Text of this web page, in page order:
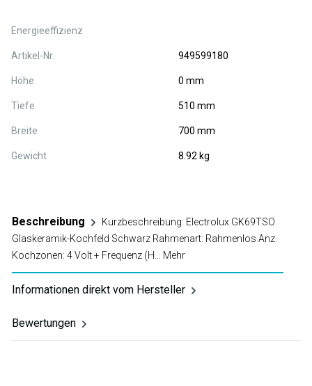
Energieeffizienz
Artikel-Nr. 949599180
Höhe 0 mm
Tiefe 510 mm
Breite 700 mm
Gewicht 8.92 kg
Beschreibung
Kurzbeschreibung: Electrolux GK69TSO
Glaskeramik-Kochfeld Schwarz Rahmenart: Rahmenlos Anz.
Kochzonen: 4 Volt + Frequenz (H… Mehr
Informationen direkt vom Hersteller
Bewertungen